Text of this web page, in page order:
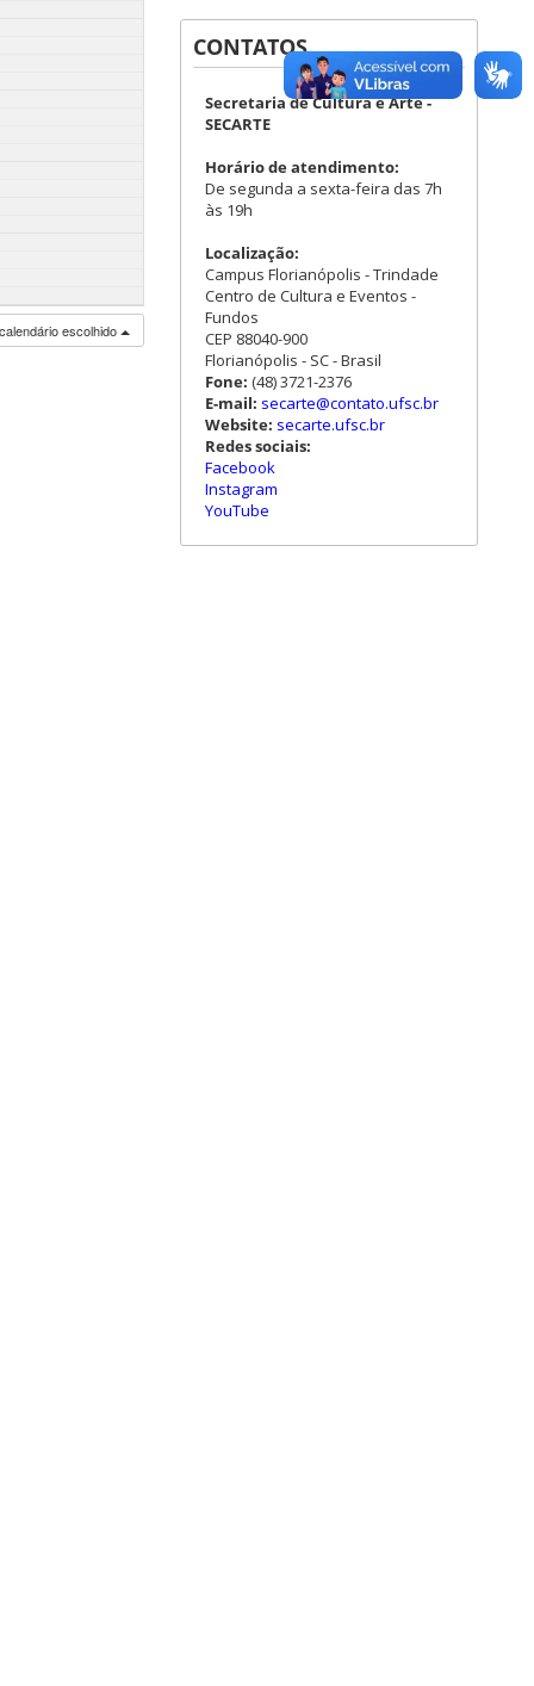
escolhido
CONTATOS
Secretaria de Cultura e Arte -
SECARTE
Horário de atendimento:
De segunda a sexta-feira das 7h
às 19h
Localização:
Campus Florianópolis - Trindade
Centro de Cultura e Eventos -
Fundos
CEP 88040-900
Florianópolis - SC - Brasil
Fone: (48) 3721-2376
E-mail: secarte@contato.ufsc.br
Website: secarte.ufsc.br
Redes sociais:
Facebook
Instagram
YouTube